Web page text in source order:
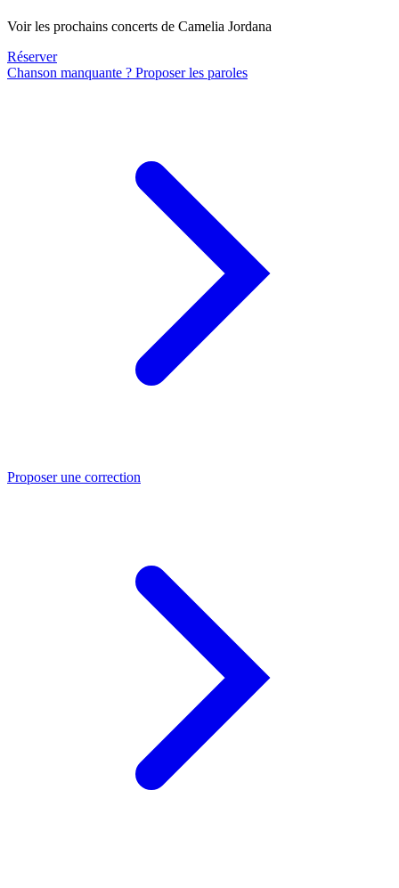
Voir les prochains concerts de Camelia Jordana
Réserver
Chanson manquante ? Proposer les paroles
Proposer une correction